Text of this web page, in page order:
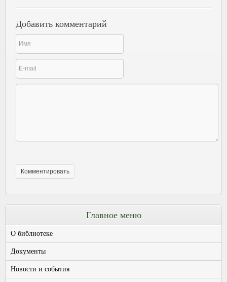
Добавить комментарий
Главное меню
О библиотеке
Документы
Новости и события